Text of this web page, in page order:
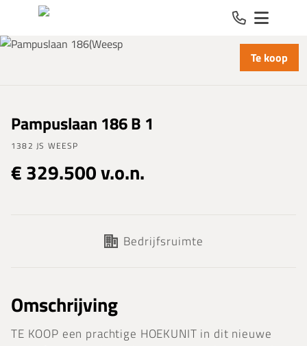
Spring naar inhoud
Te koop
Pampuslaan 186 B 1
1382 JS WEESP
€ 329.500 v.o.n.
Bedrijfsruimte
Omschrijving
TE KOOP een prachtige HOEKUNIT in dit nieuwe